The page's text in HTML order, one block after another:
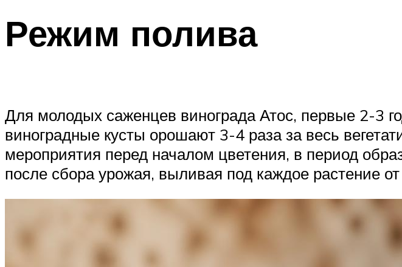
Режим полива
Для молодых саженцев винограда Атос, первые 2-3
виноградные кусты орошают 3-4 раза за весь
мероприятия перед началом цветения, в период
после сбора урожая, выливая под каждое растение